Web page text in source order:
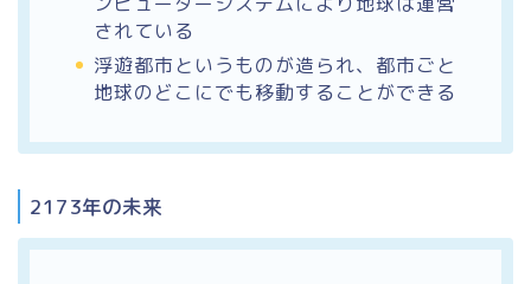
されている
浮遊都市というものが造られ、都市ごと
地球のどこにでも移動することができる
2173年の未来